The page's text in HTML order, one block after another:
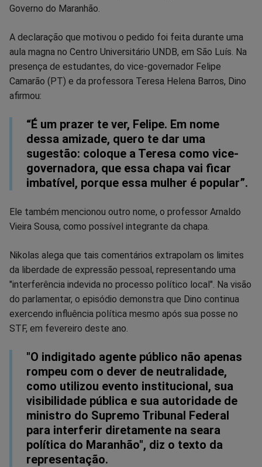
Governo do Maranhão.
A declaração que motivou o pedido foi feita durante uma
aula magna no Centro Universitário UNDB, em São Luís. Na
presença de estudantes, do vice-governador Felipe
Camarão (PT) e da professora Teresa Helena Barros, Dino
afirmou:
“É um prazer te ver, Felipe. Em nome
dessa amizade, quero te dar uma
sugestão: coloque a Teresa como vice-
governadora, que essa chapa vai ficar
imbatível, porque essa mulher é popular”.
Ele também mencionou outro nome, o professor Arnaldo
Vieira Sousa, como possível integrante da chapa.
Nikolas alega que tais comentários extrapolam os limites
da liberdade de expressão pessoal, representando uma
"interferência indevida no processo político local". Na visão
do parlamentar, o episódio demonstra que Dino continua
exercendo influência política mesmo após sua posse no
STF, em fevereiro deste ano.
"O indigitado agente público não apenas
rompeu com o dever de neutralidade,
como utilizou evento institucional, sua
visibilidade pública e sua autoridade de
ministro do Supremo Tribunal Federal
para interferir diretamente na seara
política do Maranhão", diz o texto da
representação.